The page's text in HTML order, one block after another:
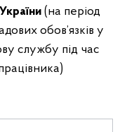
України (на період
обов’язків у
службу під час